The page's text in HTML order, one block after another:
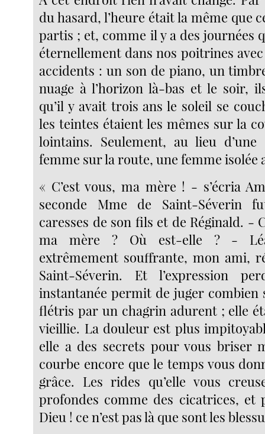
du hasard, l’heure était la même que
partis ; et, comme il y a des journées
éternellement dans nos poitrines
accidents : un son de piano, un
nuage à l’horizon là-bas et le soir,
qu’il y avait trois ans le soleil se
les teintes étaient les mêmes sur la
lointains. Seulement, au lieu d’une
femme sur la route, une femme isolée
« C’est vous, ma mère ! - s’écria
seconde Mme de Saint-Séverin
caresses de son fils et de Réginald. -
ma mère ? Où est-elle ? -
extrêmement souffrante, mon ami,
Saint-Séverin. Et l’expression
instantanée permit de juger combien
flétris par un chagrin adurent ; elle
vieillie. La douleur est plus
elle a des secrets pour vous briser
courbe encore que le temps vous
grâce. Les rides qu’elle vous
profondes comme des cicatrices, et
Dieu ! ce n’est pas là que sont les